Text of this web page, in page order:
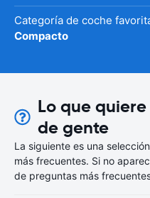
Categoría de coche
Compacto
Lo que
de gente
La siguiente es una
más frecuentes. Si no
de preguntas más